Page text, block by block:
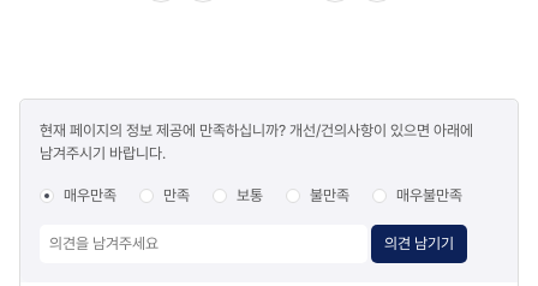
만족도
조사
현재 페이지의 정보 제공에 만족하십니까? 개선/건의사항이 있으면 아래에
남겨주시기 바랍니다.
매우만족 만족 보통 불만족 매우불만족
의견 남기기